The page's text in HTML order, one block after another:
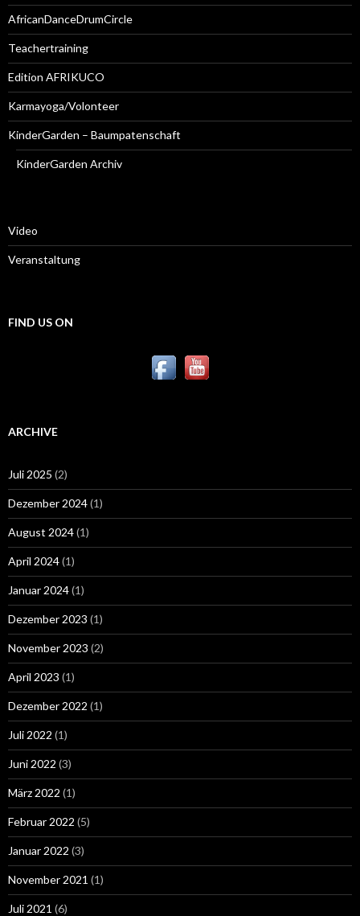
AfricanDanceDrumCircle
Teachertraining
Edition AFRIKUCO
Karmayoga/Volonteer
KinderGarden – Baumpatenschaft
KinderGarden Archiv
Video
Veranstaltung
FIND US ON
ARCHIVE
Juli 2025 (2)
Dezember 2024(1)
August 2024(1)
April 2024(1)
Januar 2024(1)
Dezember 2023 (1)
November 2023 (2)
April 2023 (1)
Dezember 2022 (1)
Juli 2022 (1)
Juni 2022 (3)
März 2022 (1)
Februar 2022 (5)
Januar 2022 (3)
November 2021 (1)
Juli 2021 (6)